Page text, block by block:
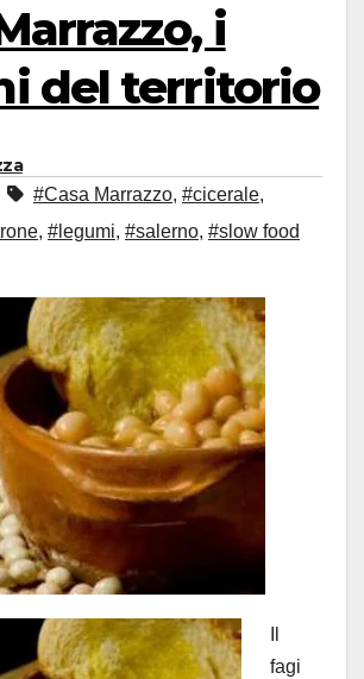
i
del territorio
#Casa Marrazzo, #cicerale,
, #legumi, #salerno, #slow food
fagi